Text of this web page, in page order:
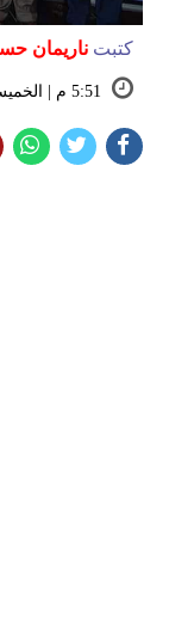
كتبت ناريمان
5:51 م | الخميس 25 أبريل 2019